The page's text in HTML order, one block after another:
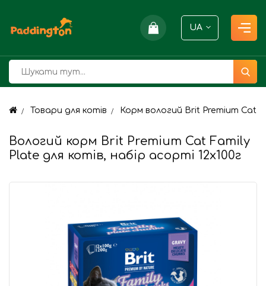
UA
Товари для котів Корм вологий Brit Premium Cat
Вологий корм Brit Premium Cat Family
Plate для котів, набір асорті 12х100г